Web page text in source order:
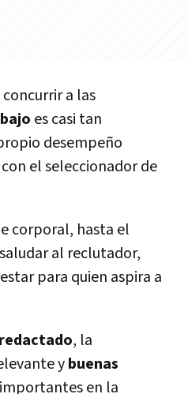
a las
es casi tan
desempeño
el seleccionador de
corporal, hasta el
al reclutador,
para quien aspira a
, la
ybuenas
en la